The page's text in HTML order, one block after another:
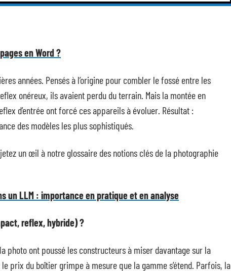
en Word ?
années. Pensés à l’origine pour combler le fossé entre les
onéreux, ils avaient perdu du terrain. Mais la montée en
d’entrée ont forcé ces appareils à évoluer. Résultat :
des modèles les plus sophistiqués.
un œil à notre glossaire des notions clés de la photographie
un LLM : importance en pratique et en analyse
reflex, hybride) ?
photo ont poussé les constructeurs à miser davantage sur la
prix du boîtier grimpe à mesure que la gamme s’étend. Parfois, la